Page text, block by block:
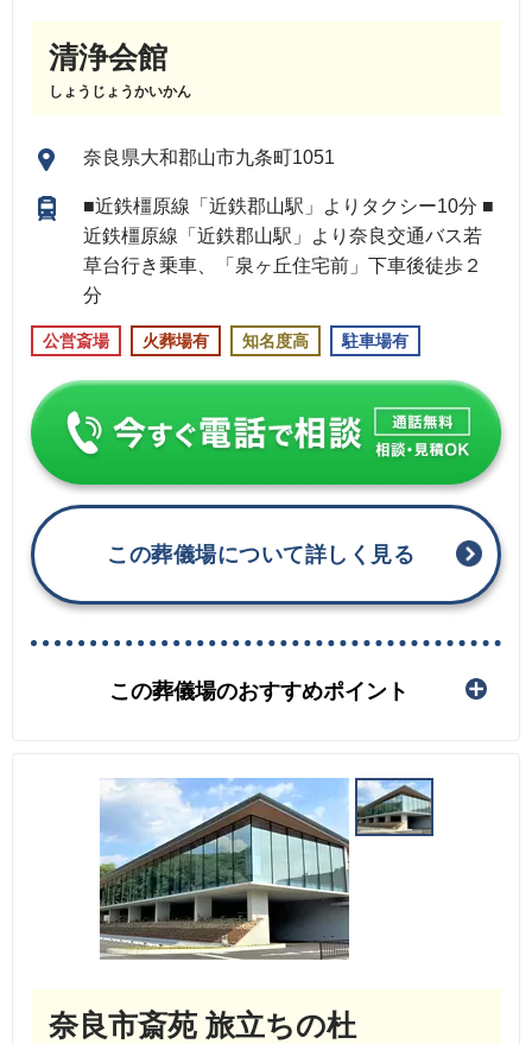
清浄会館
しょうじょうかいかん
奈良県大和郡山市九条町1051
■近鉄橿原線「近鉄郡山駅」よりタクシー10分 ■
近鉄橿原線「近鉄郡山駅」より奈良交通バス若
草台行き乗車、「泉ヶ丘住宅前」下車後徒歩２
分
公営斎場 火葬場有 知名度高 駐車場有
この葬儀場について詳しく見る
この葬儀場のおすすめポイント
奈良市斎苑 旅立ちの杜